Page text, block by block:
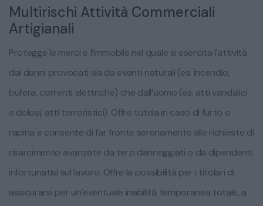
Multirischi Attività Commerciali
Artigianali
Protegge le merci e l’immobile nel quale si esercita l’attività
dai danni provocati sia da eventi naturali (es. incendio,
bufera, correnti elettriche) che dall’uomo (es. atti vandalici
e dolosi, atti terroristici). Offre tutela in caso di furto o
rapina e consente di far fronte serenamente alle richieste di
risarcimento avanzate da terzi danneggiati o da dipendenti
infortunatisi sul lavoro. Offre la possibilità per i titolari di
assicurarsi per un’eventuale inabilità temporanea totale, a